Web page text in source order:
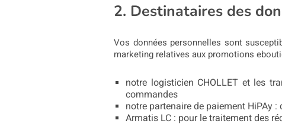
2. Destinataires des
Vos données personnelles sont
marketing relatives aux promotions
notre logisticien CHOLLET et les
commandes
notre partenaire de paiement HiPAy
Armatis LC : pour le traitement des